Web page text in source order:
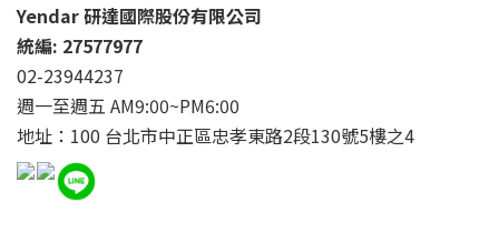
Yendar 研達國際股份有限公司
統編: 27577977
02-23944237
週一至週五 AM9:00~PM6:00
地址：100 台北市中正區忠孝東路2段130號5樓之4